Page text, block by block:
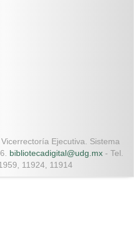
Ejecutiva. Sistema
bibliotecadigital@udg.mx - Tel.
11924, 11914